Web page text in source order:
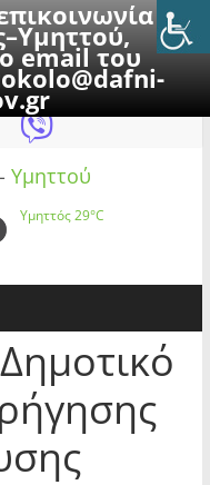
με
email του
2026
- Υμηττού
Υμηττός29°C